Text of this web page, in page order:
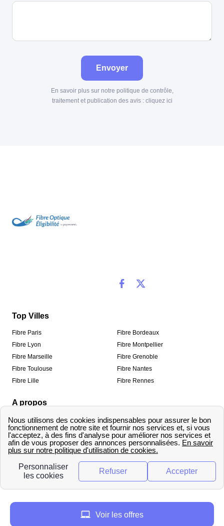
Envoyer
En savoir plus sur notre politique de contrôle,
traitement et publication des avis : cliquez ici
Top Villes
Fibre Paris
Fibre Lyon
Fibre Marseille
Fibre Toulouse
Fibre Lille
Fibre Bordeaux
Fibre Montpellier
Fibre Grenoble
Fibre Nantes
Fibre Rennes
A propos
Qui sommes-nous ?
Informations de contact
Méthodologie de classement
Mentions légales
Traitement des avis
Copyright © fibre-optique-eligibilite.fr 2026 – Tous
droits réservés
Voir les offres